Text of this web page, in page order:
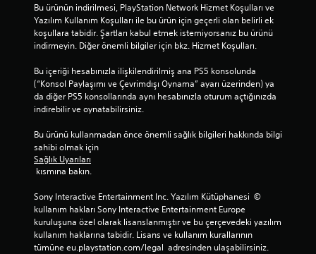
Bu ürünün indirilmesi, PlayStation Network Hizmet Koşulları ve
Yazılım Kullanım Koşulları ile bu ürün için geçerli olan belirli ek
koşullara tabidir. Şartları kabul etmek istemiyorsanız bu ürünü
indirmeyin. Diğer önemli bilgiler için bkz. Hizmet Koşulları.
Bu içeriği hesabınızla ilişkilendirilmiş ana PS5 konsolunda
(“Konsol Paylaşımı ve Çevrimdışı Oynama” ayarı üzerinden) ya
da diğer PS5 konsollarında aynı hesabınızla oturum açtığınızda
indirebilir ve oynatabilirsiniz.
Bu ürünü kullanmadan önce önemli sağlık bilgileri hakkında bilgi
sahibi olmak için
Sağlık Uyarıları
kısmına bakın.
Sony Interactive Entertainment Inc. Yazılım Kütüphanesi  ©
kullanım hakları Sony Interactive Entertainment Europe
kuruluşuna özel olarak lisanslanmıştır ve bu çerçevedeki yazılım
kullanım haklarına tabidir. Lisans ve kullanım kurallarının
tümüne eu.playstation.com/legal  adresinden ulaşabilirsiniz.